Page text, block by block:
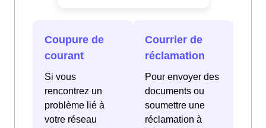
Coupure de
courant
Si vous
rencontrez un
problème lié à
votre réseau
Courrier de
réclamation
Pour envoyer des
documents ou
soumettre une
réclamation à